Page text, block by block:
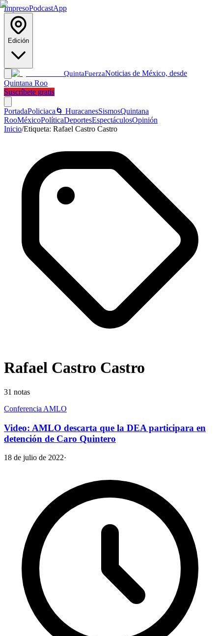
ImpresoPodcastApp
Edición
QuintaFuerzaNoticias de México, desde
Quintana Roo
Suscríbete gratis
PortadaPoliciaca 🌀 HuracanesSismosQuintana
RooMéxicoPolíticaDeportesEspectáculosOpinión
Inicio/Etiqueta: Rafael Castro Castro
Rafael Castro Castro
31 notas
Conferencia AMLO
Video: AMLO descarta que la DEA participara en
detención de Caro Quintero
18 de julio de 2022·